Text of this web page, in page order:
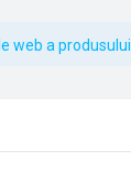
web a produsului